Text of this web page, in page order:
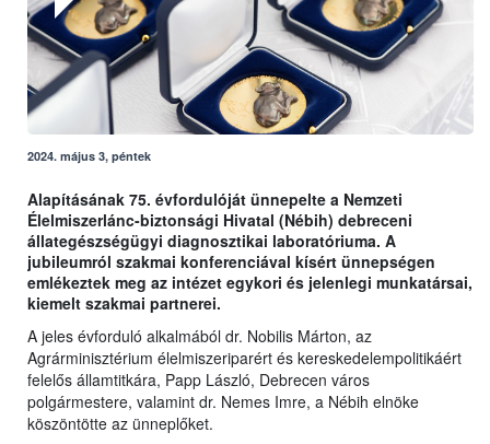
2024. május 3, péntek
Alapításának 75. évfordulóját ünnepelte a Nemzeti
Élelmiszerlánc-biztonsági Hivatal (Nébih) debreceni
állategészségügyi diagnosztikai laboratóriuma. A
jubileumról szakmai konferenciával kísért ünnepségen
emlékeztek meg az intézet egykori és jelenlegi munkatársai,
kiemelt szakmai partnerei.
A jeles évforduló alkalmából dr. Nobilis Márton, az
Agrárminisztérium élelmiszeriparért és kereskedelempolitikáért
felelős államtitkára, Papp László, Debrecen város
polgármestere, valamint dr. Nemes Imre, a Nébih elnöke
köszöntötte az ünneplőket.